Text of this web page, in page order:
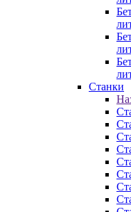
Станки